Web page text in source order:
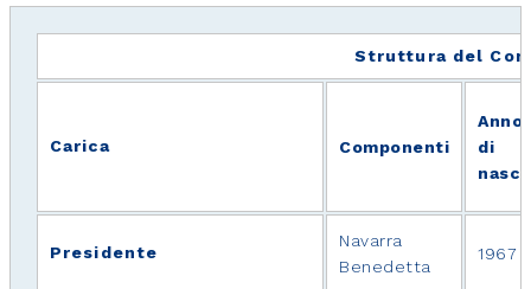
Struttura del
Carica Componenti
Anno
di
Presidente
Navarra
Benedetta
1967